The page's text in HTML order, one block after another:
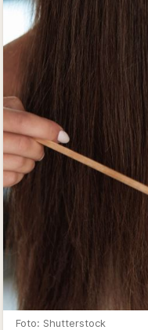
Foto: Shutterstock